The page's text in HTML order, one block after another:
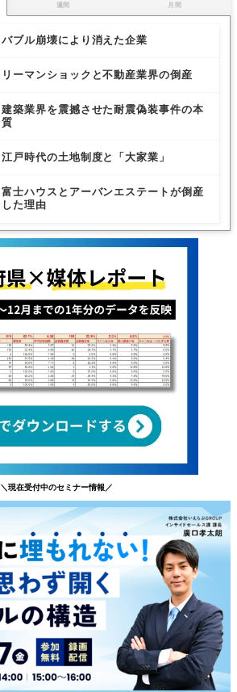
週間 月間
バブル崩壊により消えた企業
リーマンショックと不動産業界の倒産
建築業界を震撼させた耐震偽装事件の本
質
江戸時代の土地制度と「大家業」
富士ハウスとアーバンエステートが倒産
した理由
＼現在受付中のセミナー情報／